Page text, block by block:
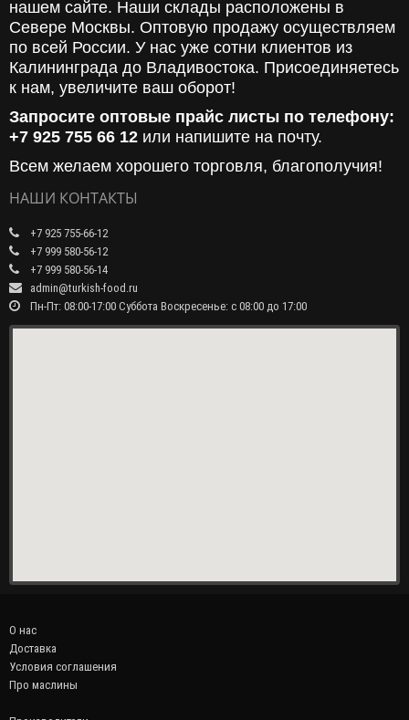
нашем сайте. Наши склады расположены в
Севере Москвы. Оптовую продажу осуществляем
по всей России. У нас уже сотни клиентов из
Калининграда до Владивостока. Присоединяетесь
к нам, увеличите ваш оборот!
Запросите оптовые прайс листы по телефону:
+7 925 755 66 12 или напишите на почту.
Всем желаем хорошего торговля, благополучия!
НАШИ КОНТАКТЫ
+7 925 755-66-12
+7 999 580-56-12
+7 999 580-56-14
admin@turkish-food.ru
Пн-Пт: 08:00-17:00 Суббота Воскресенье: с 08:00 до 17:00
О нас
Доставка
Условия соглашения
Про маслины